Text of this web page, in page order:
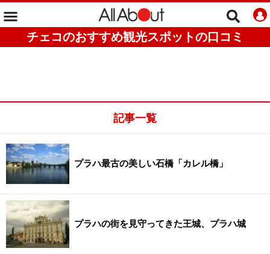
チェコのおすすめ観光スポットの口コミ
記事一覧
プラハ最古の美しい石橋「カレル橋」
プラハの街を見守ってきた王城、プラハ城